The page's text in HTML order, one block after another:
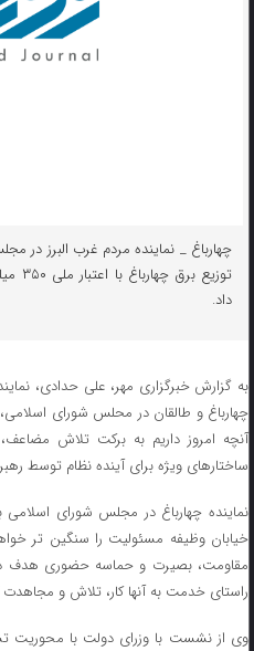
چهارباغ _ نماینده مردم غرب البرز
توزیع
داد.
به گزارش خبرگزاری مهر، علی حدادی،
چهارباغ و طالقان در محلس شورای
آنچه امروز داریم به برکت تلاش
ساختارهای ویژه برای آینده نظام توسط
خیابان وظیفه مسئولیت را سنگین تر
مقاومت، بصیرت و حماسه حضوری هدف دار
راستای خدمت به آنها کار، تلاش و مجاهدت
وی از نشست با وزرای دولت با محوریت